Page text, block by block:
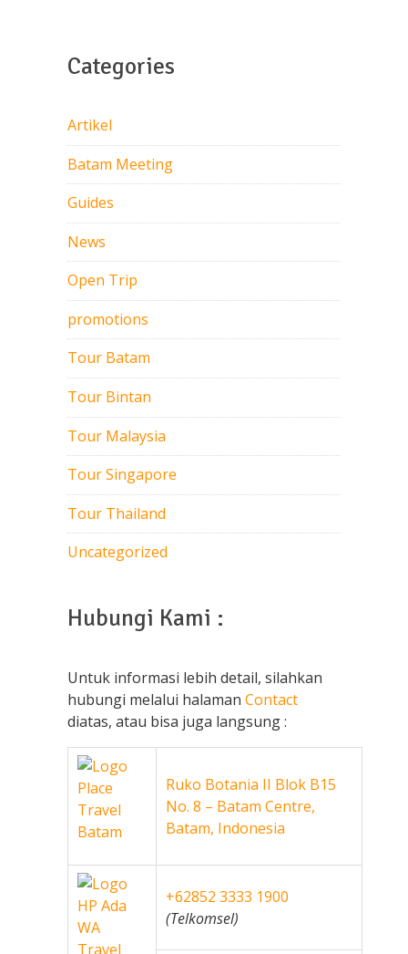
Categories
Artikel
Batam Meeting
Guides
News
Open Trip
promotions
Tour Batam
Tour Bintan
Tour Malaysia
Tour Singapore
Tour Thailand
Uncategorized
Hubungi Kami :
Untuk informasi lebih detail, silahkan
hubungi melalui halaman Contact
diatas, atau bisa juga langsung :
Ruko Botania II Blok B15
No. 8 – Batam Centre,
Batam, Indonesia
+62852 3333 1900
(Telkomsel)